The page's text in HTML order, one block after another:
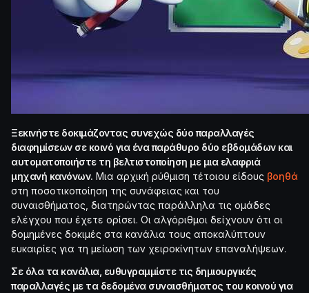
Ξεκινήστε δοκιμάζοντας συνεχώς δύο παραλλαγές
διαφημίσεων σε κοινό για ένα παράθυρο δύο εβδομάδων και
αυτοματοποιήστε τη βελτιστοποίηση με μια ελαφριά
μηχανή κανόνων. Μια αρχική ρύθμιση τέτοιου είδους βοηθά
στη ποσοτικοποίηση της συνάφειας και του
συναισθήματος, διατηρώντας παράλληλα τις ομάδες
ελέγχου που έχετε ορίσει. Οι αλγόριθμοι δείχνουν ότι οι
δομημένες δοκιμές στα κανάλια τους αποκαλύπτουν
ευκαιρίες για τη μείωση των χειροκίνητων επαναλήψεων.
Σε όλα τα κανάλια, ευθυγραμμίστε τις δημιουργικές
παραλλαγές με τα δεδομένα συναισθήματος του κοινού για